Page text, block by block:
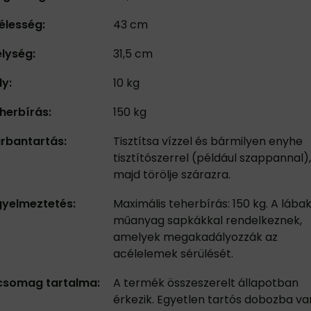
43 cm
31,5 cm
10 kg
150 kg
Tisztítsa vízzel és bármilyen enyhe
tisztítószerrel (például szappannal),
majd törölje szárazra.
Maximális teherbírás: 150 kg. A lábak
műanyag sapkákkal rendelkeznek,
amelyek megakadályozzák az
acélelemek sérülését.
tartalma:
A termék összeszerelt állapotban
érkezik. Egyetlen tartós dobozba